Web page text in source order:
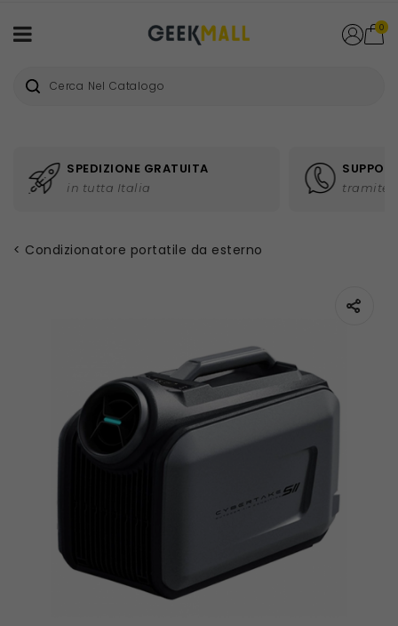
0
SPEDIZIONE GRATUITA
in tutta Italia tramite
Condizionatore portatile da esterno